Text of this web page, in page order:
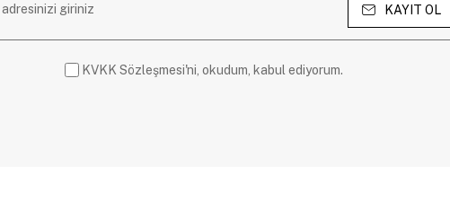
KAYIT OL
KVKK Sözleşmesi'ni, okudum, kabul ediyorum.